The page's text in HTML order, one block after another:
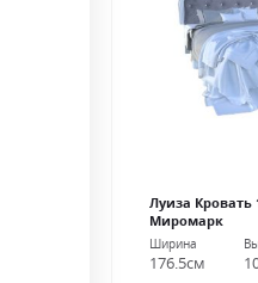
Луиза Кровать
Миромарк
Ширина
176.5см